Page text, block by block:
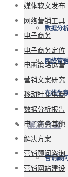
数据分
网络营
在线生
解决方案
营销顾
媒体软文发布
网络营销工具
电子商务
电子商务定位
电商策略运营
营销文案研究
移动社交电商
数据分析报告
电子商务其他
解决方案
营销顾问咨询
营销网站建设